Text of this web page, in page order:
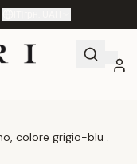
colore grigio-blu .